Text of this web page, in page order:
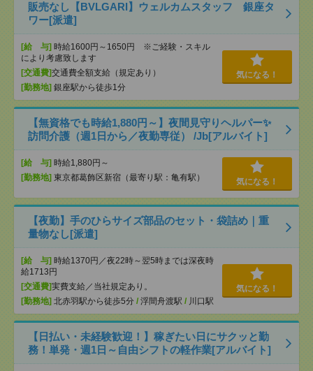
販売なし【BVLGARI】ウェルカムスタッフ 銀座タ
ワー[派遣]
[給 与] 時給1600円～1650円 ※ご経験・スキル
により考慮致します
[交通費]交通費全額支給（規定あり）
[勤務地] 銀座駅から徒歩1分
気になる！
【無資格でも時給1,880円～】夜間見守りヘルパー✨
訪問介護（週1日から／夜勤専従） /Jb[アルバイト]
[給 与] 時給1,880円～
[勤務地] 東京都葛飾区新宿（最寄り駅：亀有駅） 気になる！
【夜勤】手のひらサイズ部品のセット・袋詰め｜重
量物なし[派遣]
[給 与] 時給1370円／夜22時～翌5時までは深夜時
給1713円
[交通費]実費支給／当社規定あり。
[勤務地] 北赤羽駅から徒歩5分 / 浮間舟渡駅 / 川口駅
気になる！
【日払い・未経験歓迎！】稼ぎたい日にサクッと勤
務！単発・週1日～自由シフトの軽作業[アルバイト]